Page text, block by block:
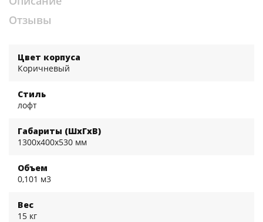
Отзывы
Цвет корпуса
Коричневый
Стиль
лофт
Габариты (ШхГхВ)
1300x400x530 мм
Объем
0,101 м3
Вес
15 кг